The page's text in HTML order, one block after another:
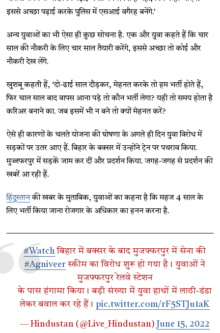
इससे अच्छा पढ़ाई करके पुलिस में एसआई वगैरह बनेंगे.’
अन्य युवाओं का भी ऐसा ही कुछ सोचना है. एक और युवा कहते हैं कि चार
साल की नौकरी के लिए चार साल तैयारी करेंगे, इससे अच्छा तो कोई और
नौकरी देख लेंगे.
खुशबू कहती हैं, ‘दो-ढाई साल दौड़कर, मेहनत करके तो हम भर्ती होते हैं,
फिर चाल साल बाद वापस आना पड़े तो कौन भर्ती लेगा? यही तो समय होता है
करिअर बनाने का. जब इसमें भी न बने तो क्यों मेहनत करें?
ऐसे ही कारणों के चलते योजना की घोषणा के अगले ही दिन युवा विरोध में
सड़कों पर उतर आए हैं. बिहार के बक्सर में उन्होंने ट्रेन पर पथराव किया.
मुज्जफरपुर में सड़कें जाम कर दीं और प्रदर्शन किया. जगह-जगह से प्रदर्शन की
खबरें आ रही हैं.
हिंदुस्तानकी खबर के मुताबिक, युवाओं का कहना है कि महज 4 साल के
लिए भर्ती किया जाना रोजगार के अधिकार का हनन करना है.
#Watchबिहार में बक्सर के बाद मुजफ्फरपुर में सेना की
#Agniveer स्कीम का विरोध शुरू हो गया है। युवाओं ने
मुजफ्फरपुर रेलवे स्टेशन
के पास हंगामा किया। बड़ी संख्या में युवा हाथों में लाठी-डंडा
लेकर बवाल कर रहे हैं।pic.twitter.com/rF5STJu1aK
— Hindustan (@Live_Hindustan) June 15, 2022